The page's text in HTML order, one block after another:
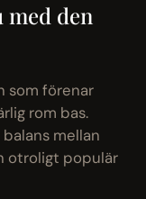
med den
som förenar
rom bas.
mellan
otroligt populär